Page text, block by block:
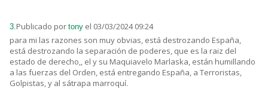
3. Publicado por tony el 03/03/2024 09:24
para mi las razones son muy obvias, está destrozando España,
está destrozando la separación de poderes, que es la raiz del
estado de derecho,, el y su Maquiavelo Marlaska, están humillando
a las fuerzas del Orden, está entregando España, a Terroristas,
Golpistas, y al sátrapa marroquí.